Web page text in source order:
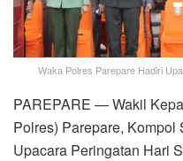
Waka Polres Parepare Hadiri
PAREPARE — Wakil
Polres) Parepare,
Upacara Peringatan Hari